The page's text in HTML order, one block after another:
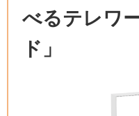
べるテレワ
ド」